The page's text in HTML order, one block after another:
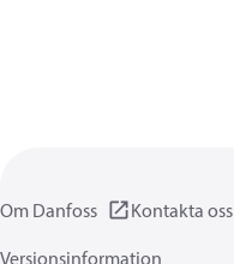
Om Danfoss
Kontakta oss
Versionsinformation